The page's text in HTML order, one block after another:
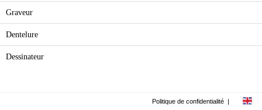
Graveur
Dentelure
Dessinateur
Politique de confidentialité |